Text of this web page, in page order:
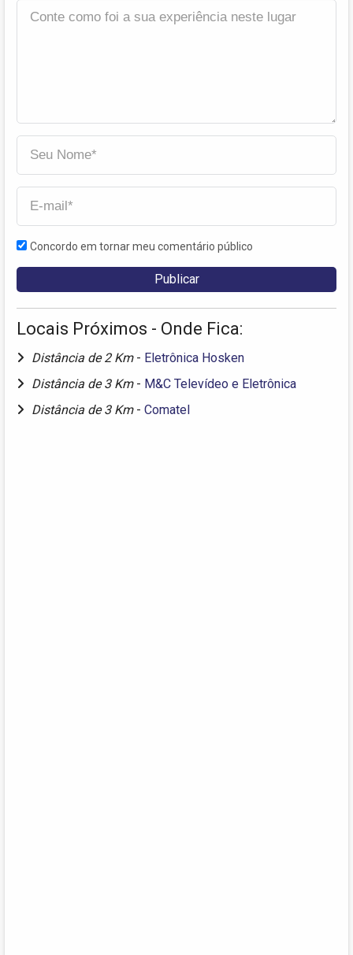
Concordo em tornar meu comentário público
Locais Próximos - Onde Fica:
Distância de 2 Km - Eletrônica Hosken
Distância de 3 Km - M&C Televídeo e Eletrônica
Distância de 3 Km - Comatel